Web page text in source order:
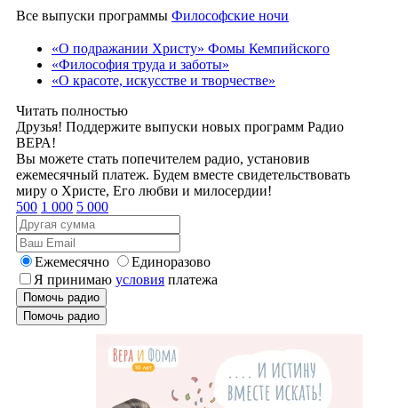
Все выпуски программы Философские ночи
«О подражании Христу» Фомы Кемпийского
«Философия труда и заботы»
«О красоте, искусстве и творчестве»
Читать полностью
Друзья! Поддержите выпуски новых программ Радио
ВЕРА!
Вы можете стать попечителем радио, установив
ежемесячный платеж. Будем вместе свидетельствовать
миру о Христе, Его любви и милосердии!
500 1 000 5 000
Ежемесячно
Единоразово
Я принимаю условия платежа
Помочь радио
Помочь радио